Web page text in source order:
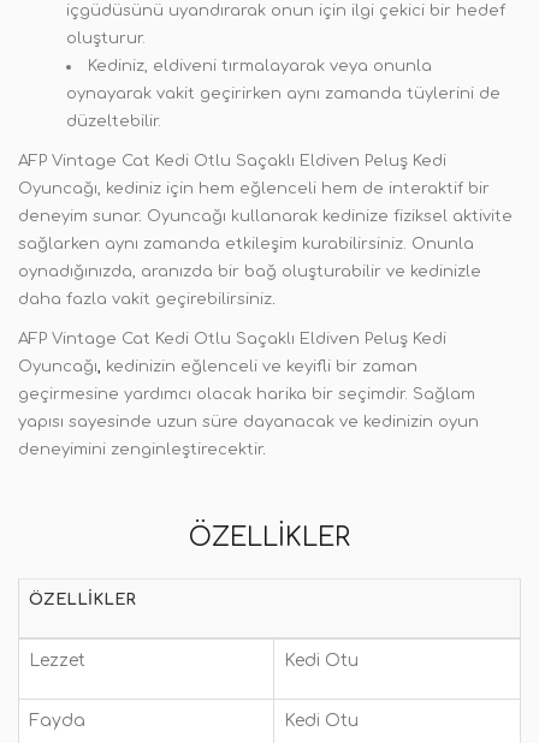
içgüdüsünü uyandırarak onun için ilgi çekici bir hedef
oluşturur.
Kediniz, eldiveni tırmalayarak veya onunla
oynayarak vakit geçirirken aynı zamanda tüylerini de
düzeltebilir.
AFP Vintage Cat Kedi Otlu Saçaklı Eldiven Peluş Kedi
Oyuncağı, kediniz için hem eğlenceli hem de interaktif bir
deneyim sunar. Oyuncağı kullanarak kedinize fiziksel aktivite
sağlarken aynı zamanda etkileşim kurabilirsiniz. Onunla
oynadığınızda, aranızda bir bağ oluşturabilir ve kedinizle
daha fazla vakit geçirebilirsiniz.
AFP Vintage Cat Kedi Otlu Saçaklı Eldiven Peluş Kedi
Oyuncağı, kedinizin eğlenceli ve keyifli bir zaman
geçirmesine yardımcı olacak harika bir seçimdir. Sağlam
yapısı sayesinde uzun süre dayanacak ve kedinizin oyun
deneyimini zenginleştirecektir.
ÖZELLIKLER
ÖZELLIKLER
Lezzet Kedi Otu
Fayda Kedi Otu